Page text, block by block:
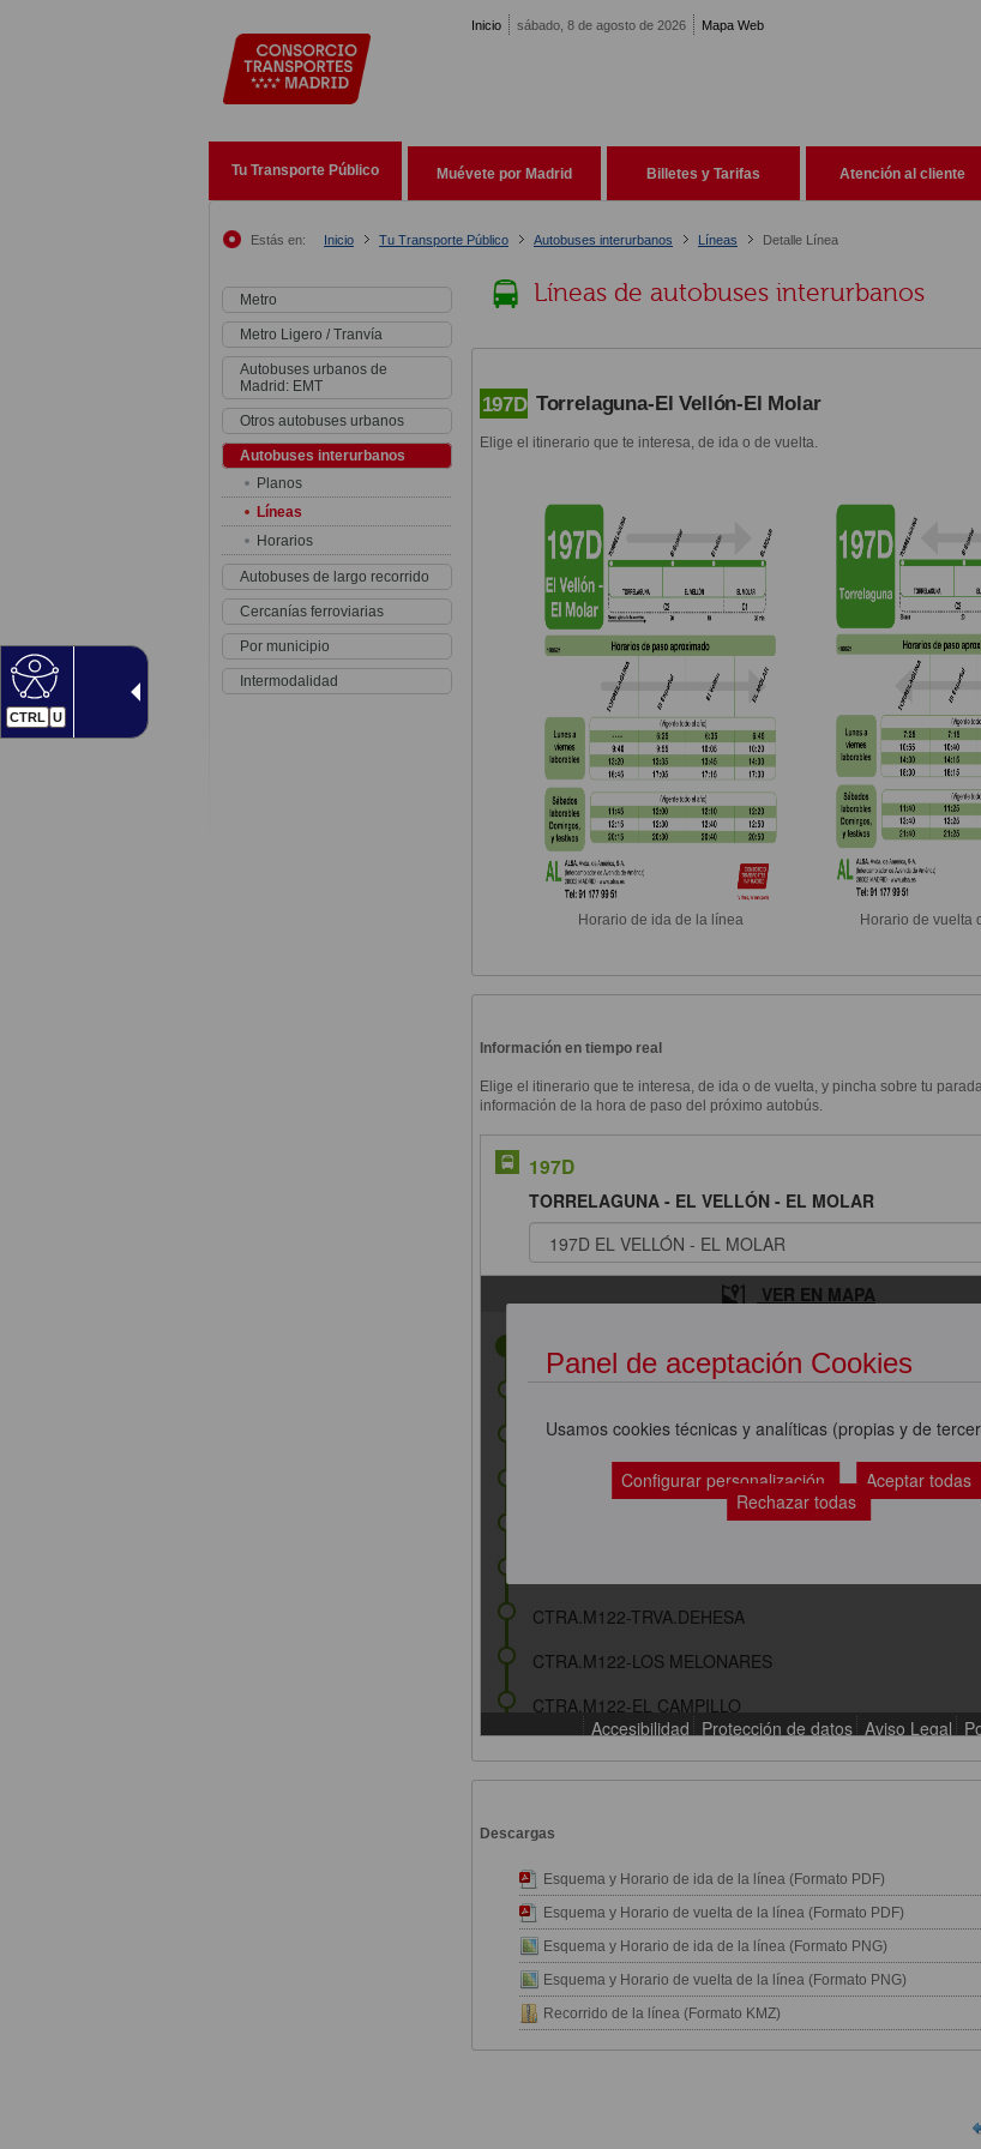
CTRL U
Inicio sábado, 8 de agosto de 2026 Mapa Web
Tu Transporte Público Muévete por Madrid Billetes y Tarifas Atención al cliente
Estás en: Inicio Tu Transporte Público Autobuses interurbanos Líneas Detalle Línea
Metro
Metro Ligero / Tranvía
Autobuses urbanos de
Madrid: EMT
Otros autobuses urbanos
Autobuses interurbanos
Planos
Líneas
Horarios
Autobuses de largo recorrido
Cercanías ferroviarias
Por municipio
Intermodalidad
Líneas de autobuses interurbanos
197D Torrelaguna-El Vellón-El Molar
Elige el itinerario que te interesa, de ida o de vuelta.
Horario de ida de la línea Horario de vuelta
Información en tiempo real
Elige el itinerario que te interesa, de ida o de vuelta, y pincha sobre tu
información de la hora de paso del próximo autobús.
Descargas
Esquema y Horario de ida de la línea (Formato PDF)
Esquema y Horario de vuelta de la línea (Formato PDF)
Esquema y Horario de ida de la línea (Formato PNG)
Esquema y Horario de vuelta de la línea (Formato PNG)
Recorrido de la línea (Formato KMZ)